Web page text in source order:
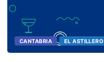
CANTABRIA EL ASTILLERO